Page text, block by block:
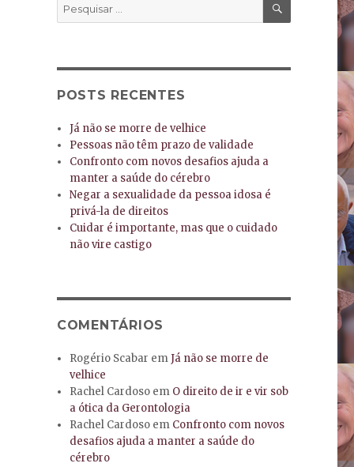
Pesquisar
por:
POSTS RECENTES
Já não se morre de velhice
Pessoas não têm prazo de validade
Confronto com novos desafios ajuda a
manter a saúde do cérebro
Negar a sexualidade da pessoa idosa é
privá-la de direitos
Cuidar é importante, mas que o cuidado
não vire castigo
COMENTÁRIOS
Rogério Scabar emJá não se morre de
velhice
Rachel Cardoso em O direito de ir e vir sob
a ótica da Gerontologia
Rachel Cardoso em Confronto com novos
desafios ajuda a manter a saúde do
cérebro